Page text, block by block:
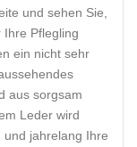
und sehen Sie,
Pflegling
ein nicht sehr
aus sorgsam
Leder wird
jahrelang Ihre